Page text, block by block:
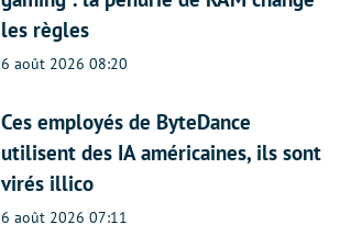
les règles
6 août 2026 08:20
Ces employés de ByteDance
utilisent des IA américaines, ils sont
virés illico
6 août 2026 07:11